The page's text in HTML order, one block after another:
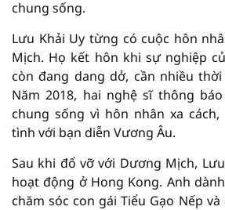
chung sống.
Lưu Khải Uy từng có cuộc hôn
Mịch. Họ kết hôn khi sự nghiệp
còn đang dang dở, cần nhiều
Năm 2018, hai nghệ sĩ thông
chung sống vì hôn nhân xa cách,
tình với bạn diễn Vương Âu.
Sau khi đổ vỡ với Dương Mịch,
hoạt động ở Hong Kong. Anh
chăm sóc con gái Tiểu Gạo Nếp